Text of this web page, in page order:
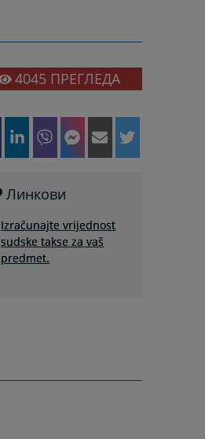
4045 ПРЕГЛЕДА
Линкови
Izračunajte vrijednost
sudske takse za vaš
predmet.